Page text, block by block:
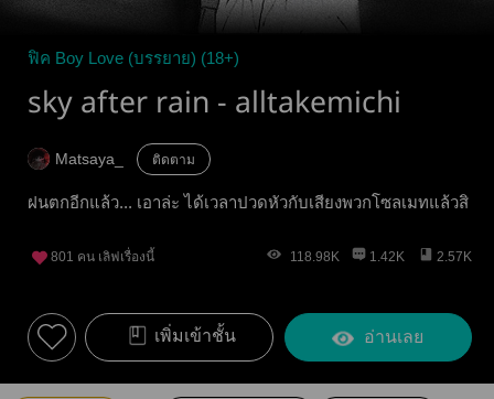
ฟิค Boy Love (บรรยาย) (18+)
sky after rain - alltakemichi
Matsaya_ ติดตาม
ฝนตกอีกแล้ว... เอาล่ะ ได้เวลาปวดหัวกับเสียงพวกโซลเมทแล้วสิ
801 คน เลิฟเรื่องนี้ 118.98K 1.42K 2.57K
เพิ่มเข้าชั้น อ่านเลย